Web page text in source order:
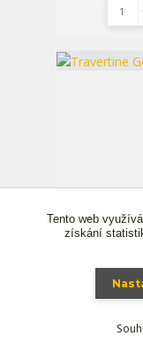
Travertine
Tento web
získání